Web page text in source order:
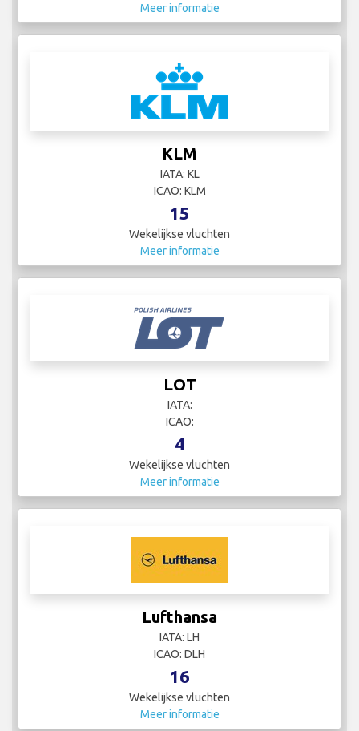
Meer informatie
KLM
IATA: KL
ICAO: KLM
15
Wekelijkse vluchten
Meer informatie
LOT
IATA:
ICAO:
4
Wekelijkse vluchten
Meer informatie
Lufthansa
IATA: LH
ICAO: DLH
16
Wekelijkse vluchten
Meer informatie